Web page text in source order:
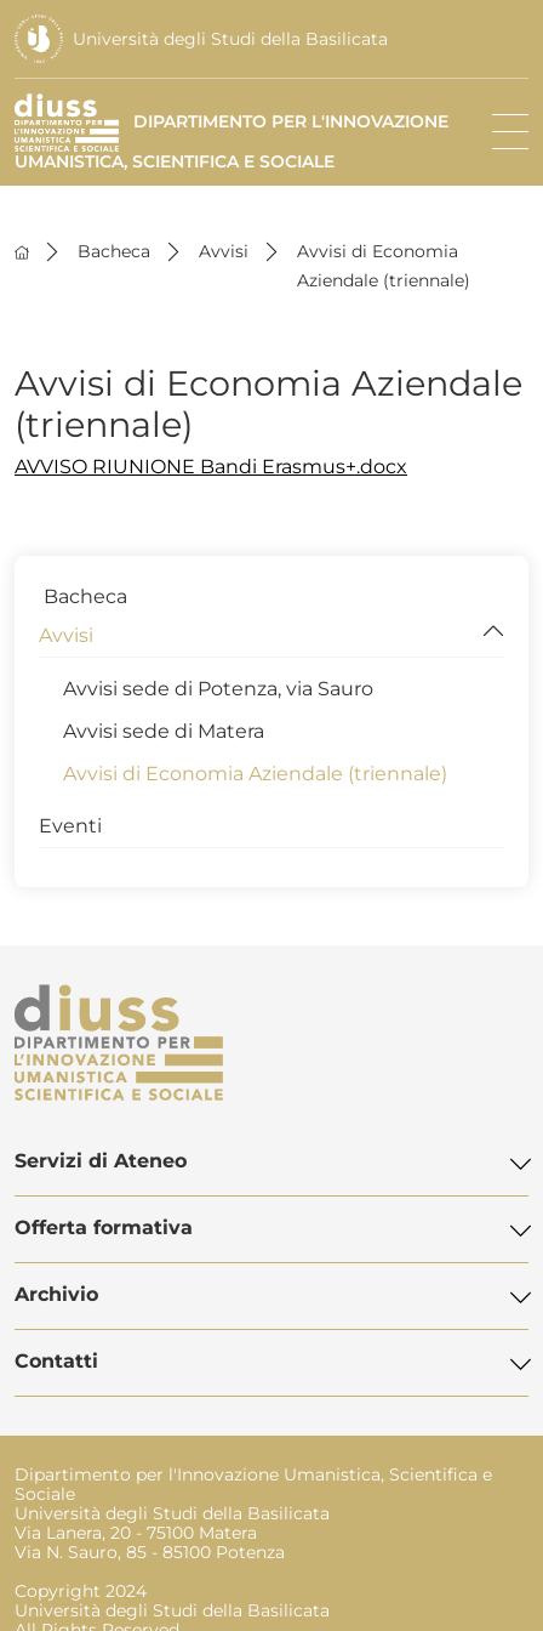
Università degli Studi della Basilicata
DIPARTIMENTO PER L'INNOVAZIONE
UMANISTICA, SCIENTIFICA E SOCIALE
Bacheca Avvisi
Avvisi di Economia
Aziendale (triennale)
Avvisi di Economia Aziendale
(triennale)
AVVISO RIUNIONE Bandi Erasmus+.docx
Bacheca
Avvisi
Avvisi sede di Potenza, via Sauro
Avvisi sede di Matera
Avvisi di Economia Aziendale (triennale)
Eventi
Servizi di Ateneo
Biblioteca di Ateneo
Centro Linguistico di Ateneo
Servizi Informatici
Offerta formativa
Offerta didattica
Dottorato di ricerca
Programma Erasmus
Archivio
Manifesti degli studi
Amministrazione trasparente
Bandi e contratti
Link ai siti dei Dipartimenti disattivati
Contatti
Rubrica telefonica
Segreteria studenti
Ufficio Tirocini e Placement
Ufficio Esami di Stato
Dipartimento per l'Innovazione Umanistica, Scientifica e
Sociale
Università degli Studi della Basilicata
Via Lanera, 20 - 75100 Matera
Via N. Sauro, 85 - 85100 Potenza
Copyright 2024
Università degli Studi della Basilicata